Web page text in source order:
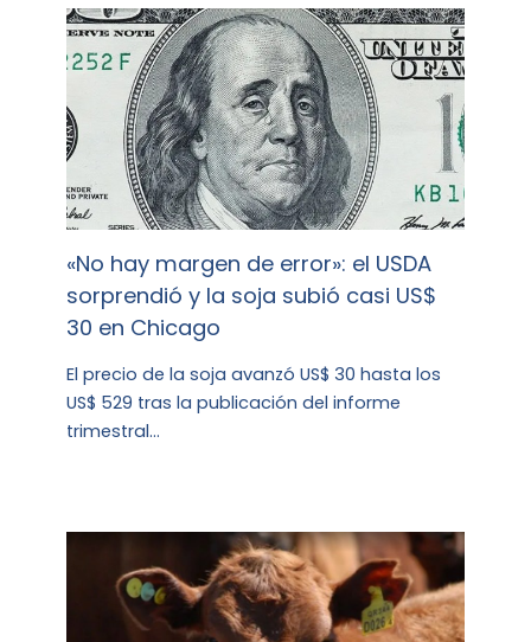
«No hay margen de error»: el USDA
sorprendió y la soja subió casi US$
30 en Chicago
El precio de la soja avanzó US$ 30 hasta los
US$ 529 tras la publicación del informe
trimestral…